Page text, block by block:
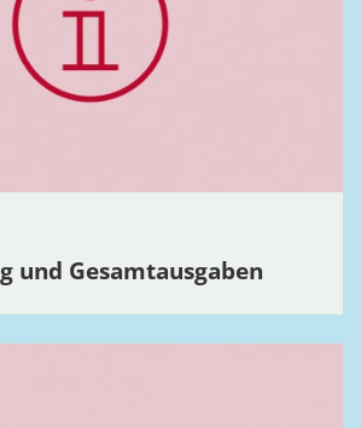
und Gesam­t­aus­­gaben